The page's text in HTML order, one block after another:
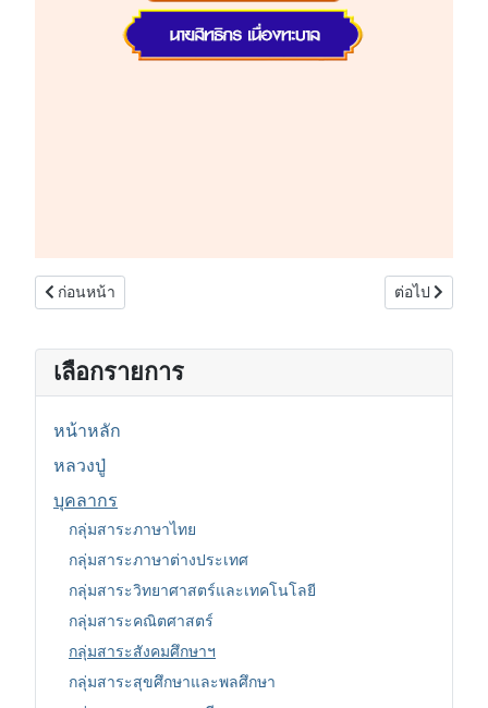
เลือกรายการ
หน้าหลัก
หลวงปู่
บุคลากร
กลุ่มสาระภาษาไทย
กลุ่มสาระภาษาต่างประเทศ
กลุ่มสาระวิทยาศาสตร์และเทคโนโลยี
กลุ่มสาระคณิตศาสตร์
กลุ่มสาระสังคมศึกษาฯ
กลุ่มสาระสุขศึกษาและพลศึกษา
เนื้อหาก่อนหน้า: กลุ่มสาระศิลปะ
ก่อนหน้า เนื้อหาถัดไป:
ต่อไป